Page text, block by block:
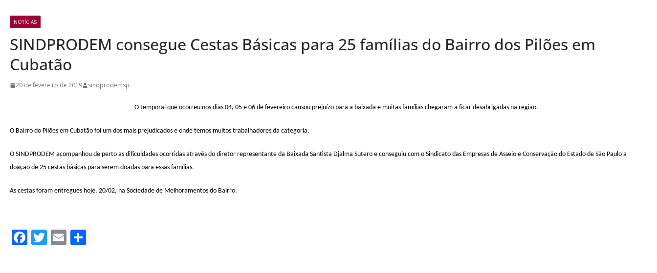
NOTÍCIAS
SINDPRODEM consegue Cestas Básicas para 25 famílias do Bairro dos Pilões em
Cubatão
20 de fevereiro de 2019 sindprodemsp
O temporal que ocorreu nos dias 04, 05 e 06 de fevereiro causou prejuízo para a baixada e muitas famílias chegaram a ficar desabrigadas na região.
O Bairro do Pilões em Cubatão foi um dos mais prejudicados e onde temos muitos trabalhadores da categoria.
O SINDPRODEM acompanhou de perto as dificuldades ocorridas através do diretor representante da Baixada Santista Djalma Sutero e conseguiu com o Sindicato das Empresas de Asseio e Conservação do Estado de São Paulo a
doação de 25 cestas básicas para serem doadas para essas famílias.
As cestas foram entregues hoje, 20/02, na Sociedade de Melhoramentos do Bairro.
F T E